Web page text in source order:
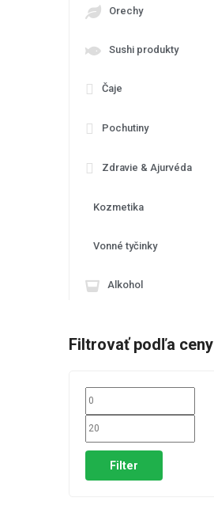
Orechy
Sushi produkty
Čaje
Pochutiny
Zdravie & Ajurvéda
Kozmetika
Vonné tyčinky
Alkohol
Filtrovať podľa ceny
Filter